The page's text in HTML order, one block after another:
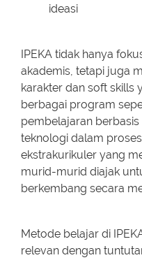
ideasi
IPEKA tidak hanya
akademis, tetapi juga
karakter dan soft skills
berbagai program
pembelajaran
teknologi dalam
ekstrakurikuler yang
murid-murid diajak
berkembang secara
Metode belajar di
relevan dengan